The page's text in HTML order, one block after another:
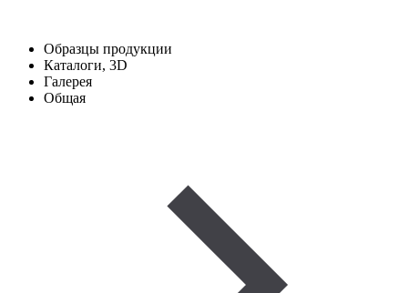
Образцы продукции
Каталоги, 3D
Галерея
Общая